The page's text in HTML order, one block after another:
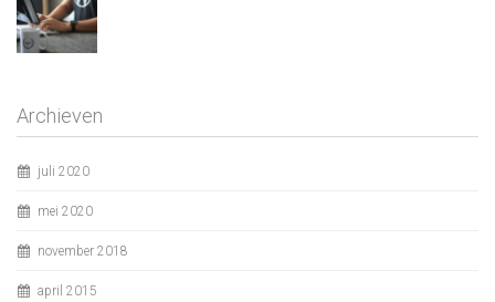
Archieven
juli 2020
mei 2020
november 2018
april 2015